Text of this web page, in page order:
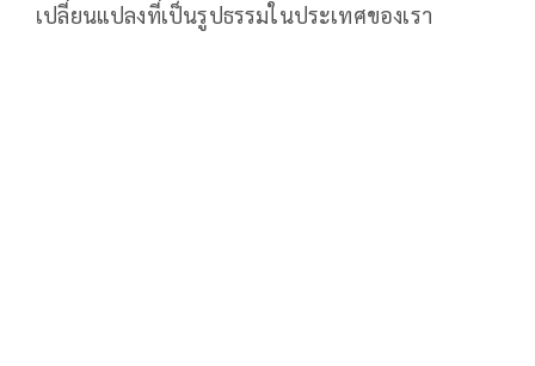
เปลี่ยนแปลงที่เป็นรูปธรรมในประเทศของเรา